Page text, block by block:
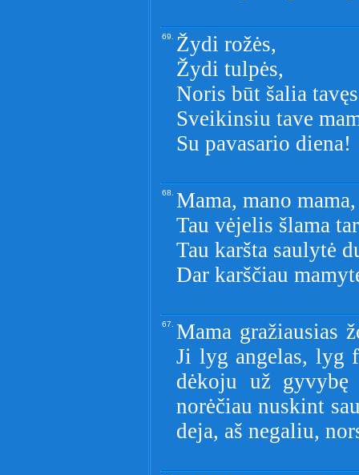
69. Žydi rožės,
Žydi tulpės,
Noris būt šalia
Sveikinsiu tave
Su pavasario diena!
68. Mama, mano
Tau vėjelis šlama
Tau karšta saulytė
Dar karščiau
67. Mama gražiausias
Ji lyg angelas, lyg
dėkoju už
norėčiau nuskint
deja, aš negaliu,